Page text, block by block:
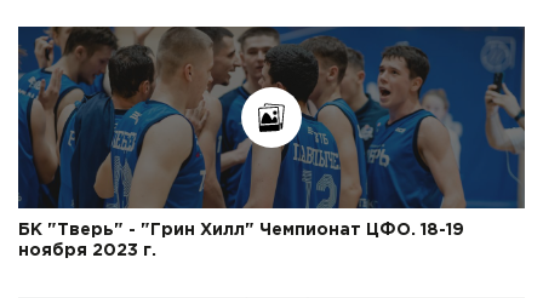
БК "Тверь" - "Грин Хилл" Чемпионат ЦФО. 18-19
ноября 2023 г.